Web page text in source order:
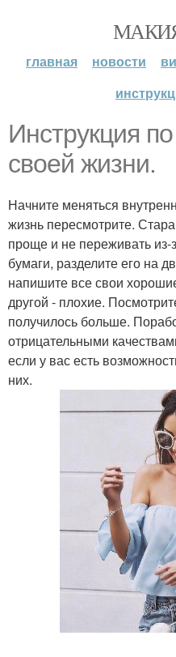
главная новости
Инструкция
своей жизни.
Начните меняться
жизнь пересмотрите.
проще и не переживать из-
бумаги, разделите его на
напишите все свои
другой - плохие.
получилось больше.
отрицательными
если у вас есть
них.